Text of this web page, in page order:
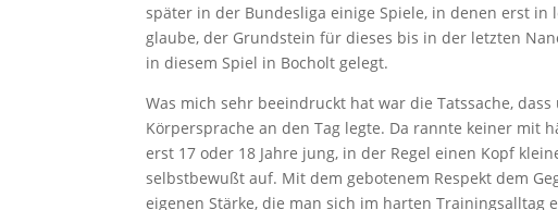
später in der Bundesliga einige Spiele, in denen erst
glaube, der Grundstein für dieses bis in der letzten
in diesem Spiel in Bocholt gelegt.
Was mich sehr beeindruckt hat war die Tatssache,
Körpersprache an den Tag legte. Da rannte keiner mit
erst 17 oder 18 Jahre jung, in der Regel einen Kopf
selbstbewußt auf. Mit dem gebotenem Respekt dem
eigenen Stärke, die man sich im harten Trainingsalltag